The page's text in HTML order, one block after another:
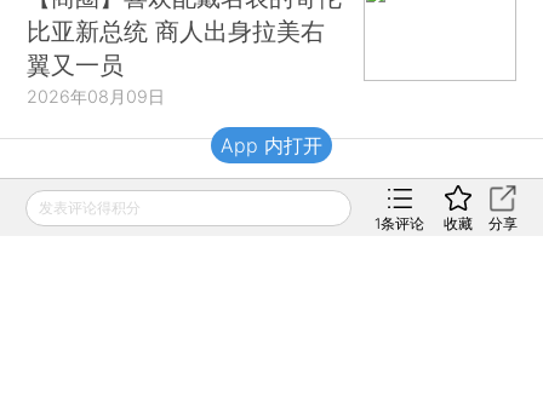
比亚新总统 商人出身拉美右
翼又一员
2026年08月09日
财新移动
发表评论得积分
1条评论 收藏 分享
App 内打开